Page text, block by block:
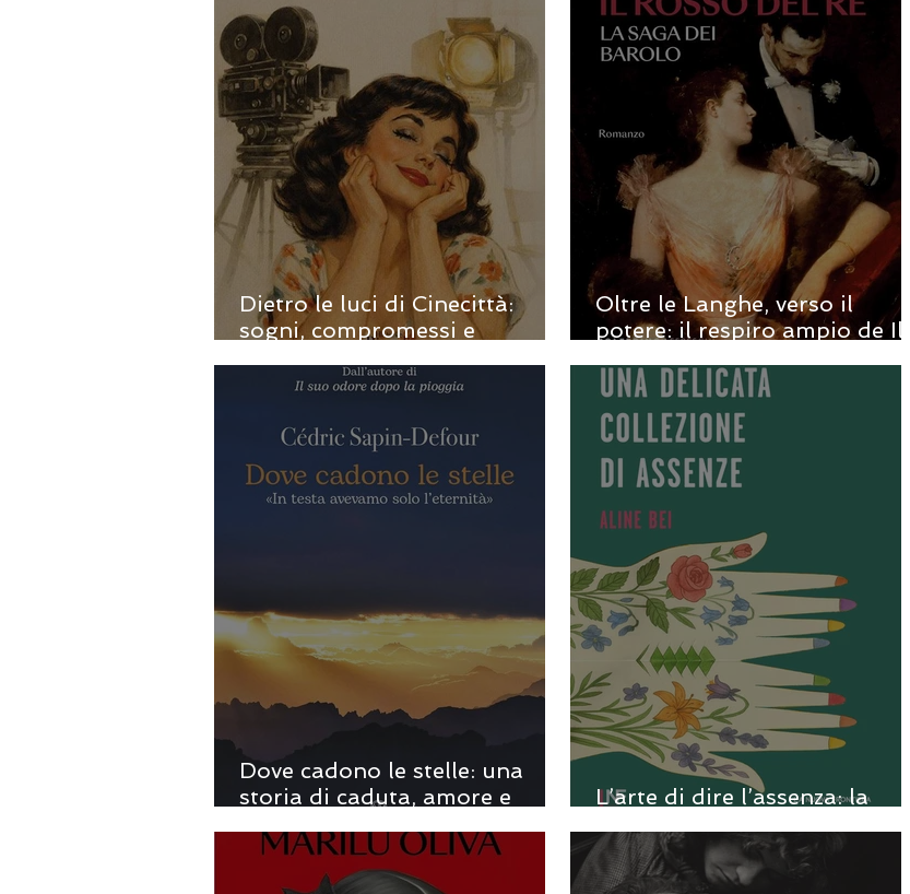
Dietro le luci di Cinecittà:
sogni, compromessi e
Oltre le Langhe, verso il
potere: il respiro ampio de Il
Dove cadono le stelle: una
storia di caduta, amore e
L’arte di dire l’assenza: la